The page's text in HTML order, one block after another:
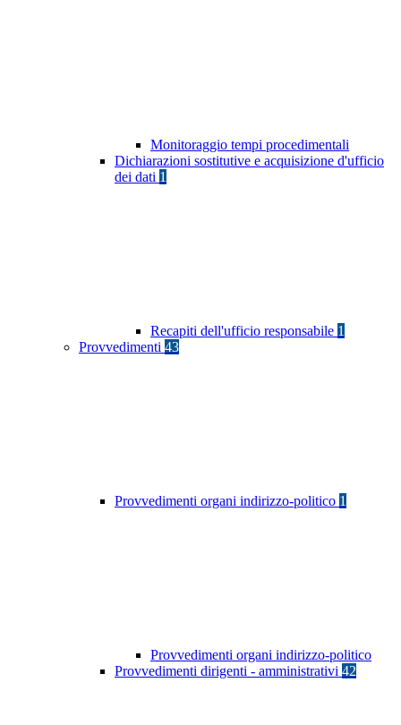
Monitoraggio tempi procedimentali
Dichiarazioni sostitutive e acquisizione d'ufficio
dei dati 1
Recapiti dell'ufficio responsabile 1
Provvedimenti 43
Provvedimenti organi indirizzo-politico 1
Provvedimenti organi indirizzo-politico
Provvedimenti dirigenti - amministrativi 42